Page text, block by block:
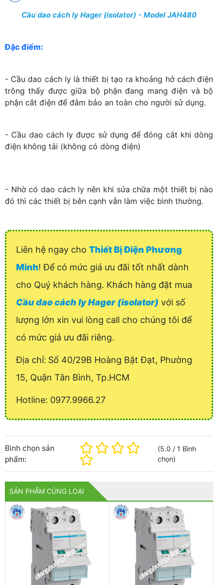
Cầu dao cách ly Hager (isolator) - Model JAH480
Đặc điểm:
- Cầu dao cách ly là thiết bị tạo ra khoảng hở cách điện
trông thấy được giữa bộ phận đang mang điện và bộ
phận cắt điện để đảm bảo an toàn cho người sử dụng.
- Cầu dao cách ly được sử dụng để đóng cắt khi dòng
điện không tải (không có dòng điện)
- Nhờ có dao cách ly nên khi sửa chữa một thiết bị nào
đó thì các thiết bị bên cạnh vẫn làm việc bình thường.
Liên hệ ngay cho Thiết Bị Điện Phương
Minh! Để có mức giá ưu đãi tốt nhất dành
cho Quý khách hàng. Khách hàng đặt mua
Cầu dao cách ly Hager (isolator) với số
lượng lớn xin vui lòng call cho chúng tôi để
có mức giá ưu đãi riêng.
Địa chỉ: Số 40/29B Hoàng Bật Đạt, Phường
15, Quận Tân Bình, Tp.HCM
Hotline: 0977.9966.27
Bình chọn sản
phẩm:
(5.0 /1 Bình
chọn)
SẢN PHẨM CÙNG LOẠI